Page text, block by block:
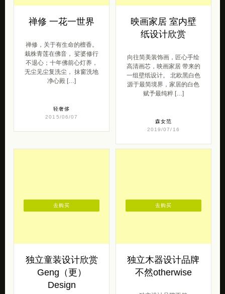
禅修 一花一世界
禅修，关于有生命的檀香。
栽株青莲在佛音， 娑婆修行
不退心；十年佛前心灯养，
无尘见尘复洗尘， 抹窗洗地
净心殿 […]
轻奢侈
2015/06/07
映画家居 室内壁
纸设计欣赏
向往简美装饰画，匠心手绘
高清画芯，映画家居 带来的
一组壁纸设计。 北欧黑白色
源于最简境界，家居的白色
赋予最纯粹 […]
森女范
2019/07/16
独立童装设计欣赏
Geng（更）
Design
去购买
独立木器设计品牌
不然otherwise
去购买